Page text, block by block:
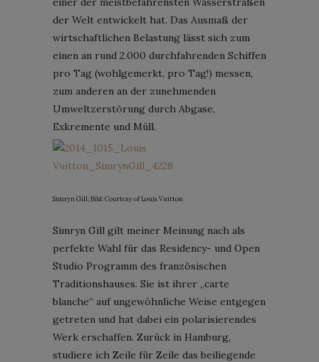
der Welt entwickelt hat. Das Ausmaß der
wirtschaftlichen Belastung lässt sich zum
einen an rund 2.000 durchfahrenden Schiffen
pro Tag (wohlgemerkt, pro Tag!) messen,
zum anderen an der zunehmenden
Umweltzerstörung durch Abgase,
Exkremente und Müll.
Simryn Gill; Bild: Courtesy of Louis Vuitton
Simryn Gill gilt meiner Meinung nach als
perfekte Wahl für das Residency- und Open
Studio Programm des französischen
Traditionshauses. Sie ist ihrer „carte
blanche“ auf ungewöhnliche Weise entgegen
getreten und hat dabei ein polarisierendes
Werk erschaffen. Zurück in Hamburg,
studiere ich Zeile für Zeile das beiliegende